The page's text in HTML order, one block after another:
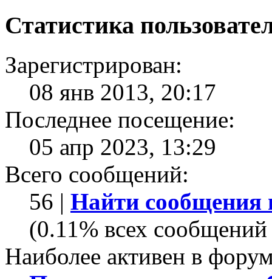
Статистика
Зарегистрирован:
08 янв 2013, 20:17
Последнее посещение:
05 апр 2023, 13:29
Всего сообщений:
56 | Найти сообщения
(0.11% всех
Наиболее активен в